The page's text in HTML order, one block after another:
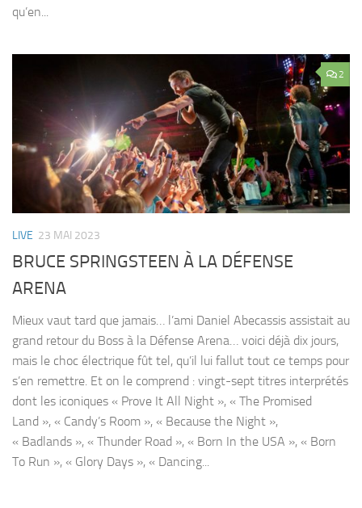
qu’en...
2
LIVE 23 MAI 2023
BRUCE SPRINGSTEEN À LA DÉFENSE
ARENA
Mieux vaut tard que jamais… l’ami Daniel Abecassis assistait au
grand retour du Boss à la Défense Arena… voici déjà dix jours,
mais le choc électrique fût tel, qu’il lui fallut tout ce temps pour
s’en remettre. Et on le comprend : vingt-sept titres interprétés
dont les iconiques « Prove It All Night », « The Promised
Land », « Candy’s Room », « Because the Night »,
« Badlands », « Thunder Road », « Born In the USA », « Born
To Run », « Glory Days », « Dancing...